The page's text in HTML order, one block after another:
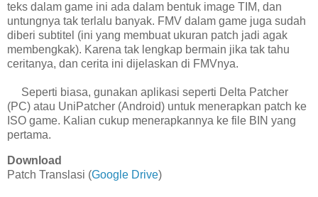
teks dalam game ini ada dalam bentuk image TIM, dan
untungnya tak terlalu banyak. FMV dalam game juga sudah
diberi subtitel (ini yang membuat ukuran patch jadi agak
membengkak). Karena tak lengkap bermain jika tak tahu
ceritanya, dan cerita ini dijelaskan di FMVnya.
Seperti biasa, gunakan aplikasi seperti Delta Patcher
(PC) atau UniPatcher (Android) untuk menerapkan patch ke
ISO game. Kalian cukup menerapkannya ke file BIN yang
pertama.
Download
Patch Translasi (Google Drive)